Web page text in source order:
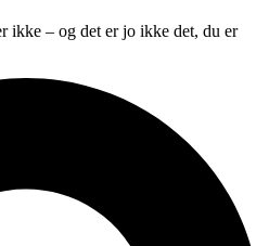
ikke – og det er jo ikke det, du er